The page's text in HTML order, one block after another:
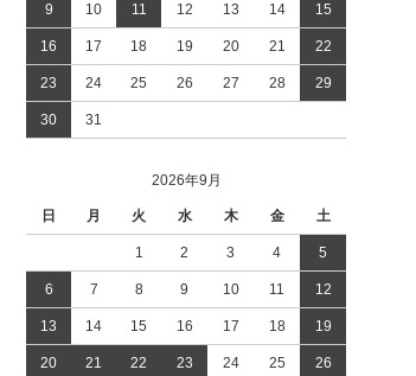
9 10 11 12 13 14 15
16 17 18 19 20 21 22
23 24 25 26 27 28 29
30 31
2026年9月
日 月 火 水 木 金 土
1 2 3 4 5
6 7 8 9 10 11 12
13 14 15 16 17 18 19
20 21 22 23 24 25 26